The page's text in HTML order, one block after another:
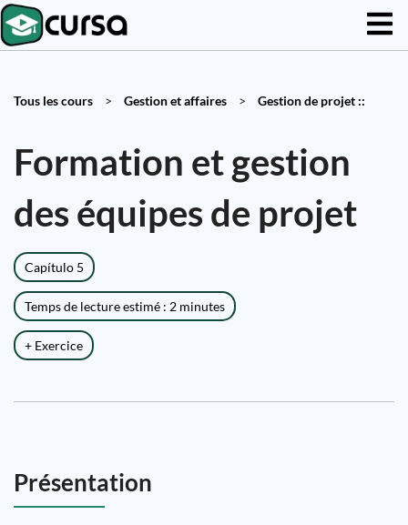
Tous les cours > Gestion et affaires > Gestion de projet ::
Formation et gestion
des équipes de projet
Capítulo 5
Temps de lecture estimé : 2 minutes
+ Exercice
Présentation